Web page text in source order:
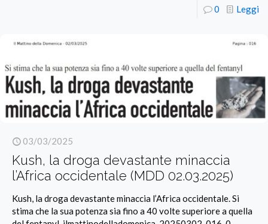
0 Leggi
03/03/2025
Kush, la droga devastante minaccia
l’Africa occidentale (MDD 02.03.2025)
Kush, la droga devastante minaccia l’Africa occidentale. Si
stima che la sua potenza sia fino a 40 volte superiore a quella